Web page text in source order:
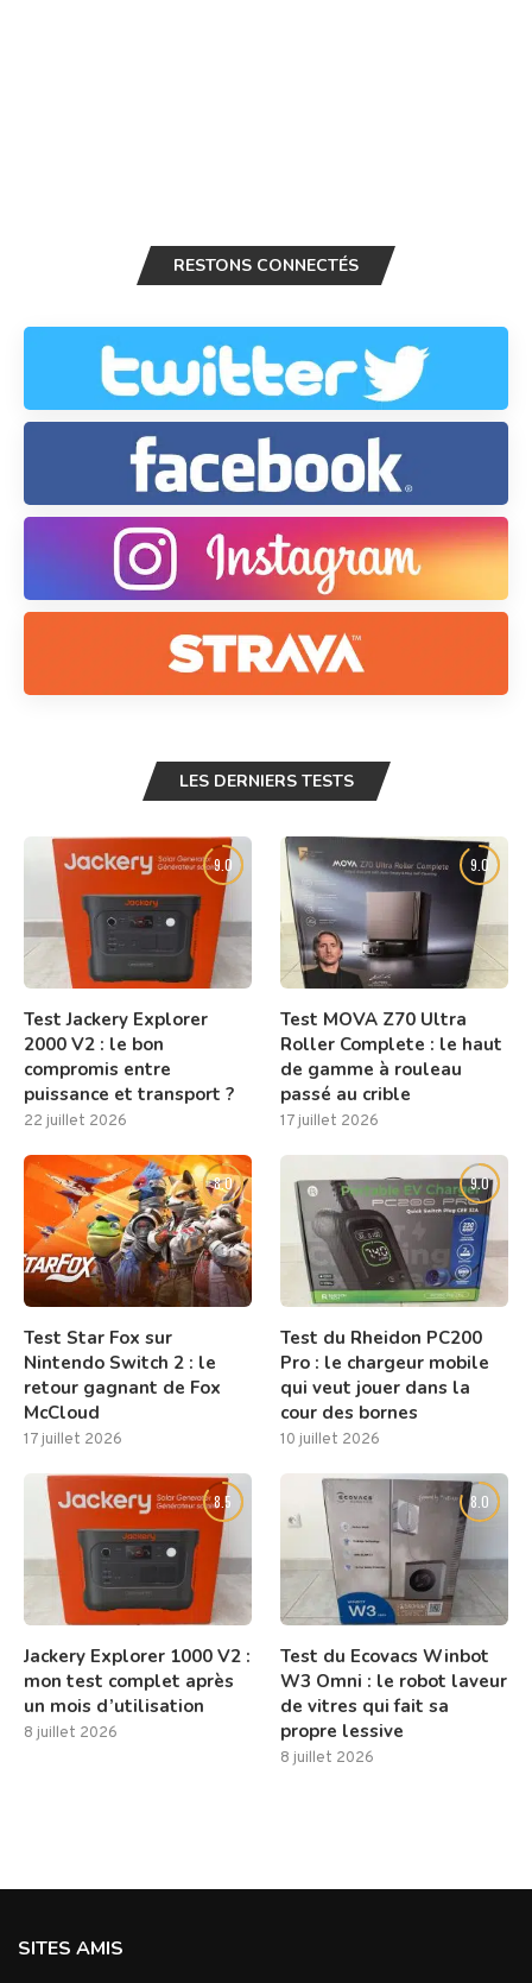
RESTONS CONNECTÉS
LES DERNIERS TESTS
9.0
Test Jackery Explorer
2000 V2 : le bon
compromis entre
puissance et transport ?
22 juillet 2026
9.0
Test MOVA Z70 Ultra
Roller Complete : le haut
de gamme à rouleau
passé au crible
17 juillet 2026
8.0
Test Star Fox sur
Nintendo Switch 2 : le
retour gagnant de Fox
McCloud
17 juillet 2026
9.0
Test du Rheidon PC200
Pro : le chargeur mobile
qui veut jouer dans la
cour des bornes
10 juillet 2026
8.5
Jackery Explorer 1000 V2 :
mon test complet après
un mois d’utilisation
8 juillet 2026
8.0
Test du Ecovacs Winbot
W3 Omni : le robot laveur
de vitres qui fait sa
propre lessive
8 juillet 2026
SITES AMIS